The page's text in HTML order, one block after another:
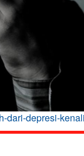
dari-depresi-